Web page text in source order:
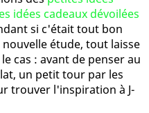
idées cadeaux dévoilées
si c'était tout bon
étude, tout laisse
cas : avant de penser au
un petit tour par les
trouver l'inspiration à J-